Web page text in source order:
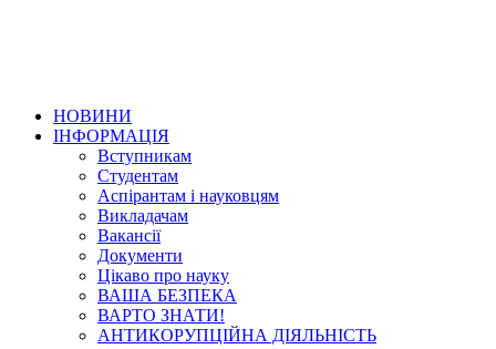
НОВИНИ
ІНФОРМАЦІЯ
Вступникам
Студентам
Аспірантам і науковцям
Викладачам
Вакансії
Документи
Цікаво про науку
ВАША БЕЗПЕКА
ВАРТО ЗНАТИ!
АНТИКОРУПЦІЙНА ДІЯЛЬНІСТЬ